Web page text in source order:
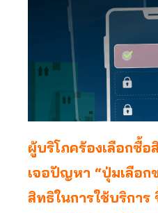
ผู้บริโภคร้องเลือกซื้
เจอปัญหา “ปุ่มเลือก
สิทธิในการใช้บริกา